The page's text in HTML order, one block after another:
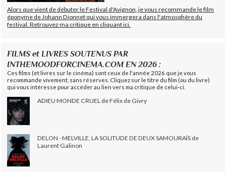
Alors que vient de débuter le Festival d'Avignon, je vous recommande le film
éponyme de Johann Dionnet qui vous immergera dans l'atmosphère du
festival. Retrouvez ma critique en cliquant ici.
FILMS et LIVRES SOUTENUS PAR
INTHEMOODFORCINEMA.COM EN 2026 :
Ces films (et livres sur le cinéma) sont ceux de l'année 2026 que je vous
recommande vivement, sans réserves. Cliquez sur le titre du film (ou du livre)
qui vous intéresse pour accéder au lien vers ma critique de celui-ci.
ADIEU MONDE CRUEL de Félix de Givry
DELON - MELVILLE, LA SOLITUDE DE DEUX SAMOURAÏS de
Laurent Galinon